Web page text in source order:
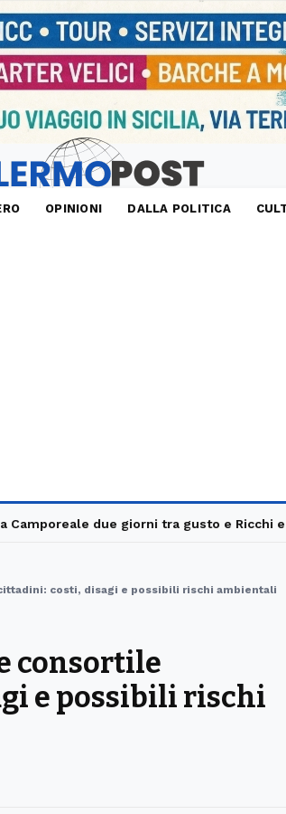
OPINIONI DALLA POLITICA
due giorni tra gusto e Ricchi e
costi, disagi e possibili rischi ambientali
consortile
e possibili rischi